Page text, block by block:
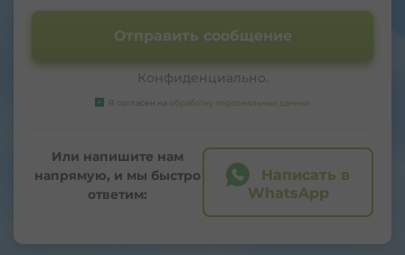
Отправить сообщение
Конфиденциально.
Я согласен на обработку персональных данных
Или напишите нам
напрямую, и мы быстро
ответим:
Написать в
WhatsApp